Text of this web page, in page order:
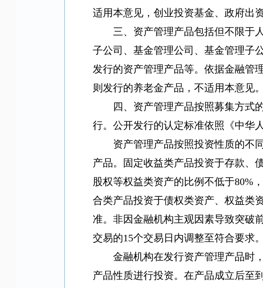
适用本意见，创业投资基金、政府出
三、资产管理产品包括但不限于
子公司、基金管理公司、基金管理子
发行的资产管理产品等。依据金融管
则发行的养老金产品，不适用本意见。
四、资产管理产品按照募集方式
行。公开发行的认定标准依照《中华
资产管理产品按照投资性质的不
产品。固定收益类产品投资于存款、
股权等权益类资产的比例不低于80%
合类产品投资于债权类资产、权益类
准。非因金融机构主观因素导致突破
交易的15个交易日内调整至符合要求。
金融机构在发行资产管理产品时
产品性质进行投资。在产品成立后至